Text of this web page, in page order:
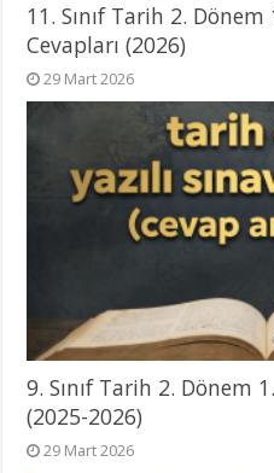
11. Sınıf Tarih 2. Dönem
Cevapları (2026)
29 Mart 2026
9. Sınıf Tarih 2. Dönem
(2025-2026)
29 Mart 2026